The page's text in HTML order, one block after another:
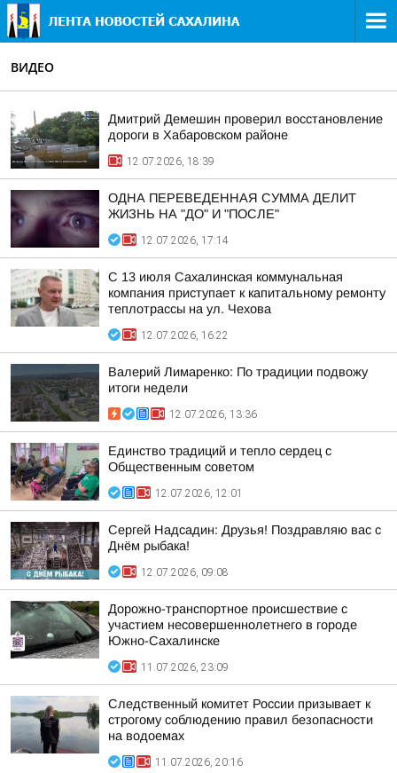
ВИДЕО
Дмитрий Демешин проверил восстановление
дороги в Хабаровском районе
12.07.2026, 18:39
ОДНА ПЕРЕВЕДЕННАЯ СУММА ДЕЛИТ
ЖИЗНЬ НА "ДО" И "ПОСЛЕ"
12.07.2026, 17:14
С 13 июля Сахалинская коммунальная
компания приступает к капитальному ремонту
теплотрассы на ул. Чехова
12.07.2026, 16:22
Валерий Лимаренко: По традиции подвожу
итоги недели
12.07.2026, 13:36
Единство традиций и тепло сердец с
Общественным советом
12.07.2026, 12:01
Сергей Надсадин: Друзья! Поздравляю вас с
Днём рыбака!
12.07.2026, 09:08
Дорожно-транспортное происшествие с
участием несовершеннолетнего в городе
Южно-Сахалинске
11.07.2026, 23:09
Следственный комитет России призывает к
строгому соблюдению правил безопасности
на водоемах
11.07.2026, 20:16